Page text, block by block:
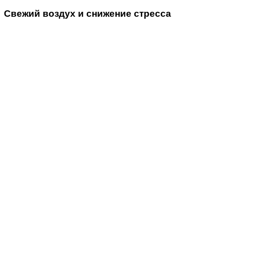
Свежий воздух и снижение стресса